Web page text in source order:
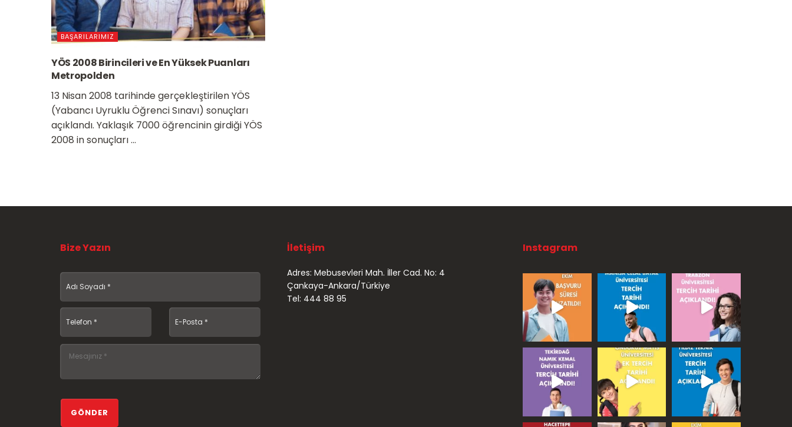
BAŞARILARIMIZ
YÖS 2008 Birincileri ve En Yüksek Puanları
Metropolden
13 Nisan 2008 tarihinde gerçekleştirilen YÖS
(Yabancı Uyruklu Öğrenci Sınavı) sonuçları
açıklandı. Yaklaşık 7000 öğrencinin girdiği YÖS
2008 in sonuçları ...
Bize Yazın İletişim
Adres: Mebusevleri Mah. İller Cad. No: 4
Çankaya-Ankara/Türkiye
Tel: 444 88 95
Instagram